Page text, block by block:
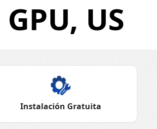
US
Instalación Gratuita